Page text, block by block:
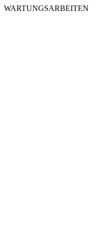
WARTUNGSARBEITEN